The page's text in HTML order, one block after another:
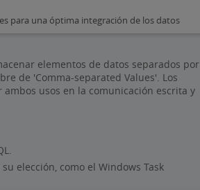
para una óptima integración de los datos
elementos de datos separados por
de 'Comma-separated Values'. Los
usos en la comunicación escrita y
elección, como el Windows Task